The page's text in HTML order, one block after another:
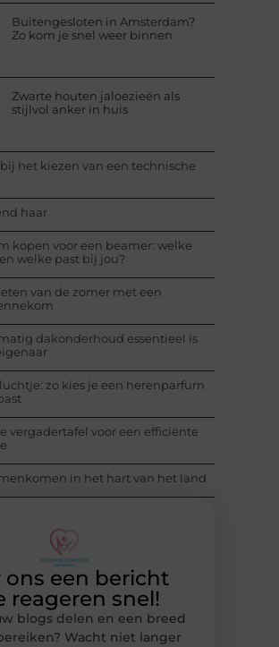
Buitengesloten in Amsterdam?
Zo kom je snel weer binnen
Zwarte houten jaloezieën als
stijlvol anker in huis
het kiezen van een technische
haar
kopen voor een beamer: welke
welke past bij jou?
van de zomer met een
dakonderhoud essentieel is
zo kies je een herenparfum
vergadertafel voor een efficiënte
in het hart van het land
ons een bericht
reageren snel!
blogs delen en een breed
Wacht niet langer